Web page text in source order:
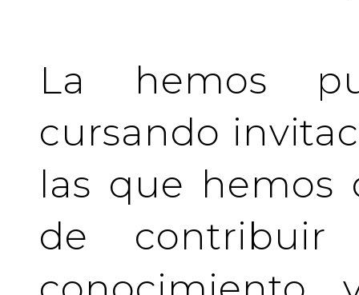
La hemos
cursando
las que hemos
de contribuir